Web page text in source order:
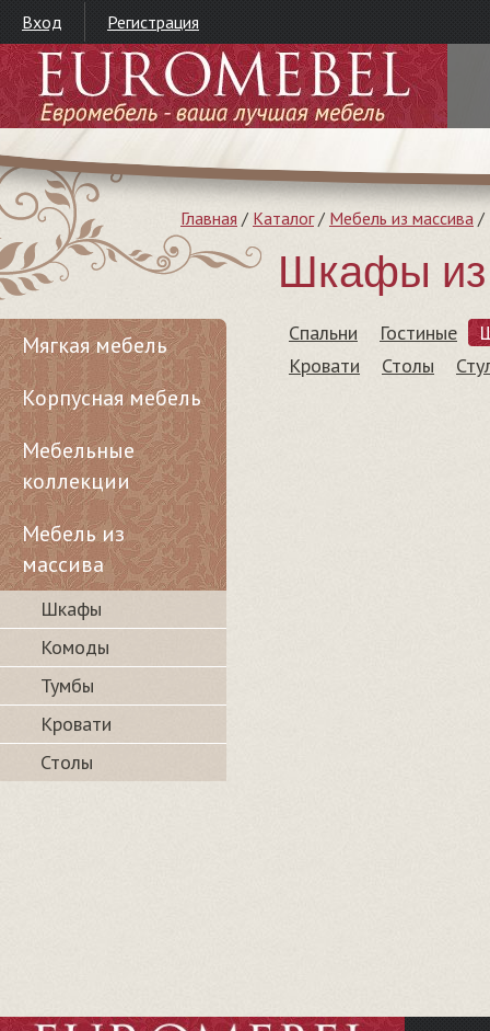
Вход Регистрация
Главная / Каталог/ Мебель из массива /
Шкафы из
Спальни Гостиные
Кровати
Столы
Мягкая мебель
Корпусная мебель
Мебельные
коллекции
Мебель из
массива
Шкафы
Комоды
Тумбы
Кровати
Столы